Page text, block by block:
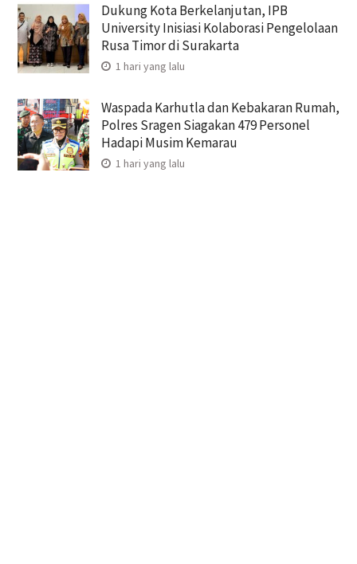
Dukung Kota Berkelanjutan, IPB
University Inisiasi Kolaborasi Pengelolaan
Rusa Timor di Surakarta
1 hari yang lalu
Waspada Karhutla dan Kebakaran Rumah,
Polres Sragen Siagakan 479 Personel
Hadapi Musim Kemarau
1 hari yang lalu